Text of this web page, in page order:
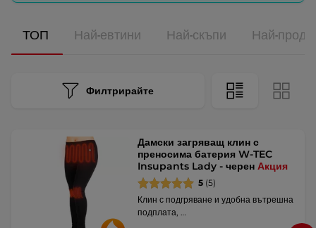
ТОП Най-евтини Най-скъпи Най-
Филтрирайте
Дамски загряващ клин с
преносима батерия W-TEC
Insupants Lady - черенАкция
5 (5)
Клин с подгряване и удобна вътрешна
подплата, …